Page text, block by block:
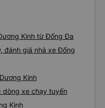
Kinh từ Đống Đa
đánh giá nhà xe Đống
Kinh
dòng xe chạy tuyến
Kinh